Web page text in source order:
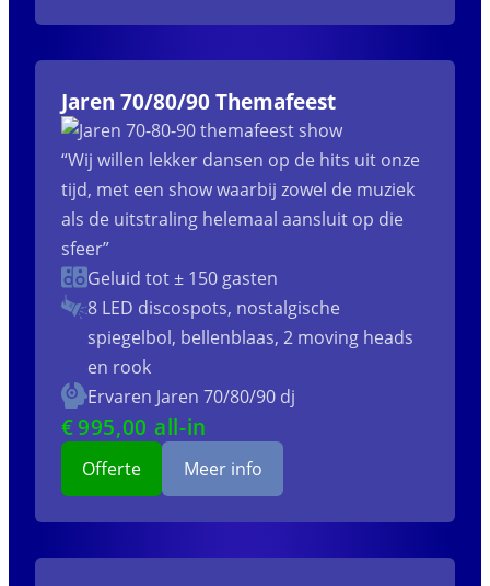
Jaren 70/80/90 Themafeest
“Wij willen lekker dansen op de hits uit onze
tijd, met een show waarbij zowel de muziek
als de uitstraling helemaal aansluit op die
sfeer”
Geluid tot ± 150 gasten
8 LED discospots, nostalgische
spiegelbol, bellenblaas, 2 moving heads
en rook
Ervaren Jaren 70/80/90 dj
€995,00 all-in
Offerte Meer info